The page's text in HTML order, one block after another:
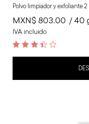
Polvo limpiador y exfoliante
MXN$ 803.00
IVA incluido
/ 40